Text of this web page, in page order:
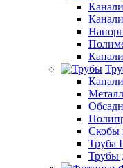
Скобы
Труба
Трубы